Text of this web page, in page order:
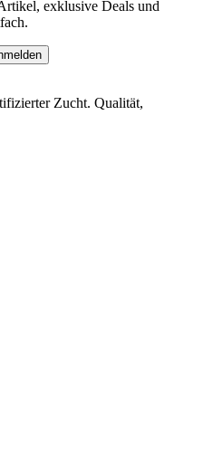
exklusive Deals und
Zucht. Qualität,